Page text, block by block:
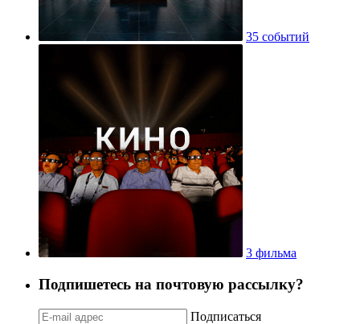
35 событий
3 фильма
Подпишетесь на почтовую рассылку?
Подписаться